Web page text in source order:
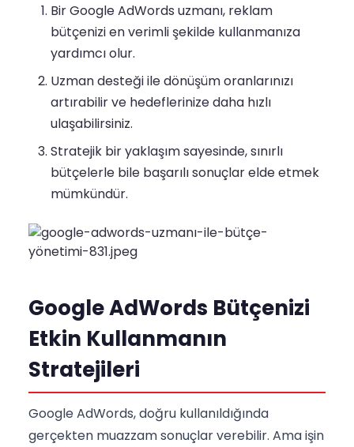
Bir Google AdWords uzmanı, reklam
bütçenizi en verimli şekilde kullanmanıza
yardımcı olur.
Uzman desteği ile dönüşüm oranlarınızı
artırabilir ve hedeflerinize daha hızlı
ulaşabilirsiniz.
Stratejik bir yaklaşım sayesinde, sınırlı
bütçelerle bile başarılı sonuçlar elde etmek
mümkündür.
Google AdWords Bütçenizi
Etkin Kullanmanın
Stratejileri
Google AdWords, doğru kullanıldığında
gerçekten muazzam sonuçlar verebilir. Ama işin